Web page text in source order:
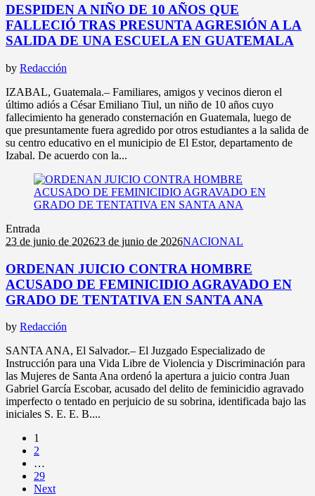
DESPIDEN A NIÑO DE 10 AÑOS QUE
FALLECIÓ TRAS PRESUNTA AGRESIÓN A LA
SALIDA DE UNA ESCUELA EN GUATEMALA
by Redacción
IZABAL, Guatemala.– Familiares, amigos y vecinos dieron el
último adiós a César Emiliano Tiul, un niño de 10 años cuyo
fallecimiento ha generado consternación en Guatemala, luego de
que presuntamente fuera agredido por otros estudiantes a la salida de
su centro educativo en el municipio de El Estor, departamento de
Izabal. De acuerdo con la...
Entrada
23 de junio de 202623 de junio de 2026NACIONAL
ORDENAN JUICIO CONTRA HOMBRE
ACUSADO DE FEMINICIDIO AGRAVADO EN
GRADO DE TENTATIVA EN SANTA ANA
by Redacción
SANTA ANA, El Salvador.– El Juzgado Especializado de
Instrucción para una Vida Libre de Violencia y Discriminación para
las Mujeres de Santa Ana ordenó la apertura a juicio contra Juan
Gabriel García Escobar, acusado del delito de feminicidio agravado
imperfecto o tentado en perjuicio de su sobrina, identificada bajo las
iniciales S. E. E. B....
1
2
…
29
Next